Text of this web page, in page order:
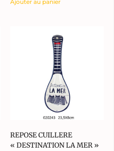
Ajouter au panier
REPOSE CUILLERE
« DESTINATION LA MER »